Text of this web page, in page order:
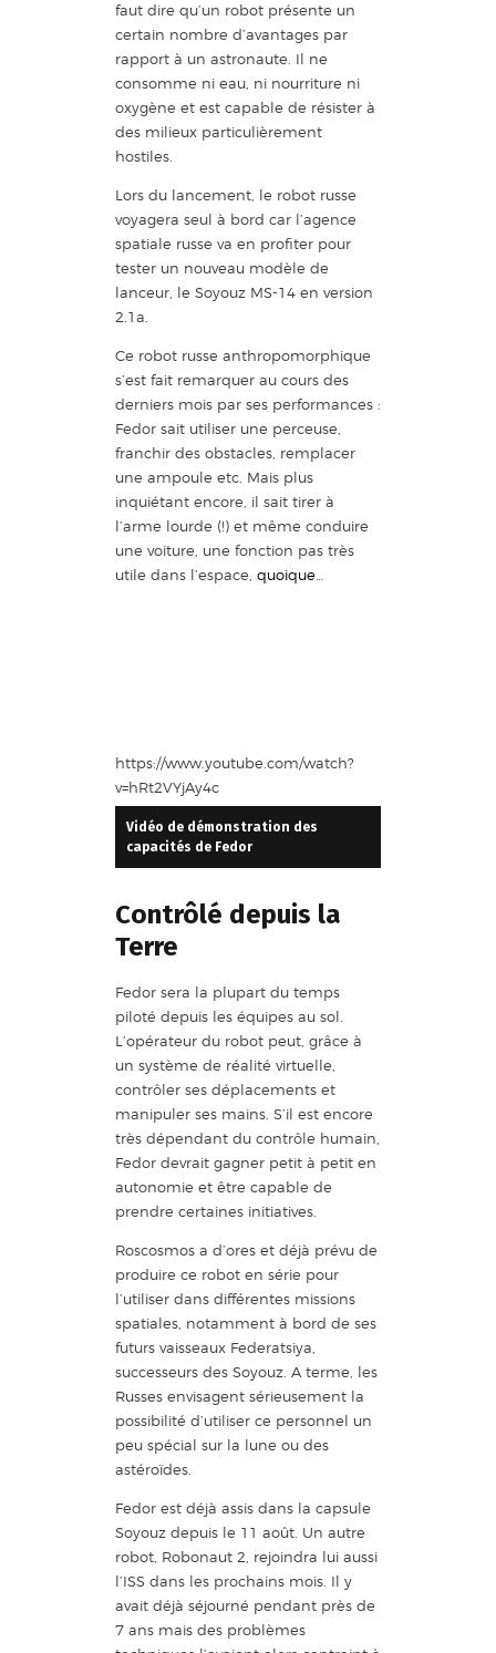
faut dire qu’un robot présente un
certain nombre d’avantages par
rapport à un astronaute. Il ne
consomme ni eau, ni nourriture ni
oxygène et est capable de résister à
des milieux particulièrement
hostiles.
Lors du lancement, le robot russe
voyagera seul à bord car l’agence
spatiale russe va en profiter pour
tester un nouveau modèle de
lanceur, le Soyouz MS-14 en version
2.1a.
Ce robot russe anthropomorphique
s’est fait remarquer au cours des
derniers mois par ses performances :
Fedor sait utiliser une perceuse,
franchir des obstacles, remplacer
une ampoule etc. Mais plus
inquiétant encore, il sait tirer à
l’arme lourde (!) et même conduire
une voiture, une fonction pas très
utile dans l’espace, quoique
https://www.youtube.com/watch?
v=hRt2VYjAy4c
Vidéo de démonstration des
capacités de Fedor
Contrôlé depuis la
Terre
Fedor sera la plupart du temps
piloté depuis les équipes au sol.
L’opérateur du robot peut, grâce à
un système de réalité virtuelle,
contrôler ses déplacements et
manipuler ses mains. S’il est encore
très dépendant du contrôle humain,
Fedor devrait gagner petit à petit en
autonomie et être capable de
prendre certaines initiatives.
Roscosmos a d’ores et déjà prévu de
produire ce robot en série pour
l’utiliser dans différentes missions
spatiales, notamment à bord de ses
futurs vaisseaux Federatsiya,
successeurs des Soyouz. A terme, les
Russes envisagent sérieusement la
possibilité d’utiliser ce personnel un
peu spécial sur la lune ou des
astéroïdes.
Fedor est déjà assis dans la capsule
Soyouz depuis le 11 août. Un autre
robot, Robonaut 2, rejoindra lui aussi
l’ISS dans les prochains mois. Il y
avait déjà séjourné pendant près de
7 ans mais des problèmes